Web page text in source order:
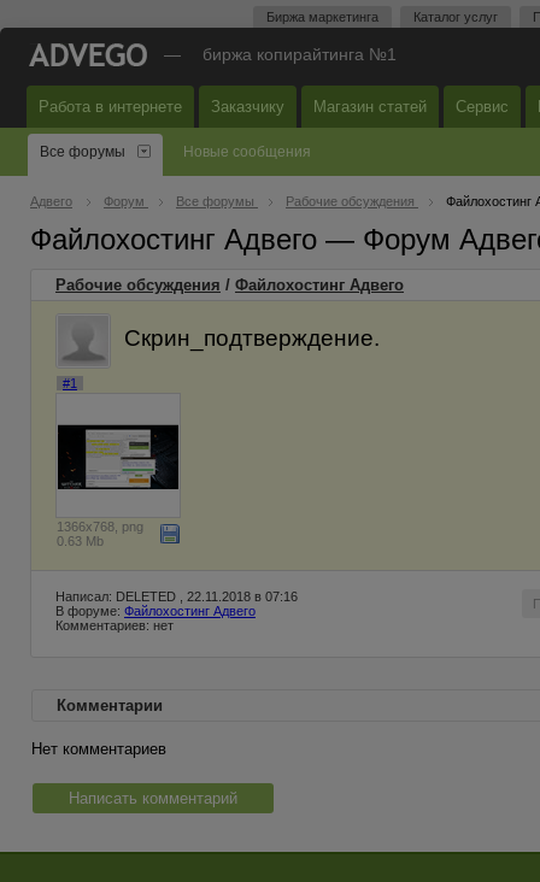
Биржа маркетинга Каталог услуг
— биржа копирайтинга №1
Работа в интернете Заказчику Магазин статей Сервис
Все форумы Новые сообщения
Адвего Форум Все форумы Рабочие обсуждения Файлохостинг
Файлохостинг Адвего — Форум
Рабочие обсуждения / Файлохостинг Адвего
Скрин_подтверждение.
#1
1366x768, png
0.63 Mb
Написал: DELETED , 22.11.2018 в 07:16
В форуме: Файлохостинг Адвего
Комментариев: нет
Комментарии
Нет комментариев
Написать комментарий